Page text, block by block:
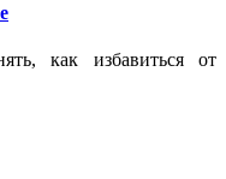
как избавиться от